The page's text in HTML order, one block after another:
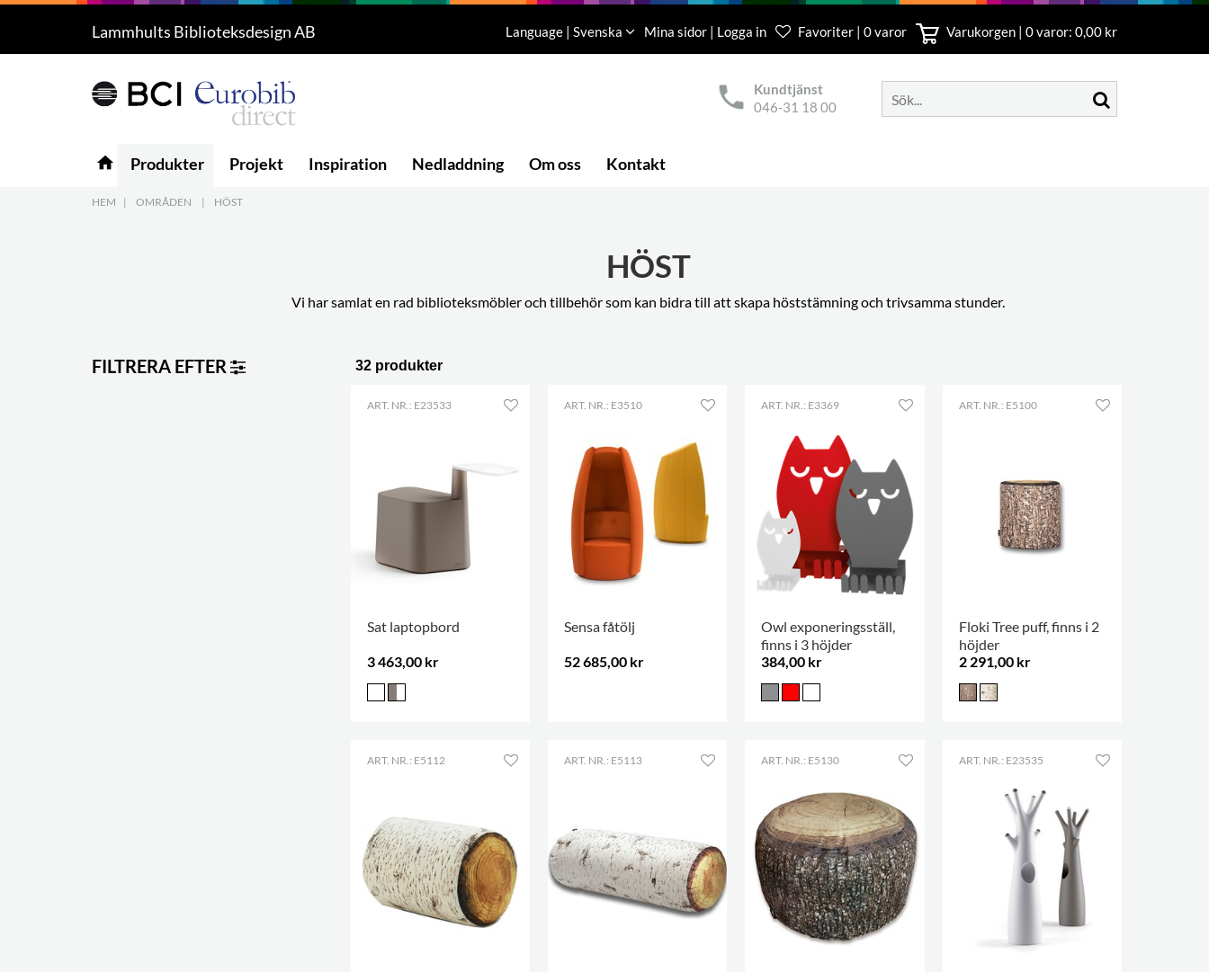
4
Produkter
Lammhults Biblioteksdesign AB Language | Svenska Mina sidor | Logga in Favoriter | 0 varor Varukorgen | 0varor: 0,00 kr
Kundtjänst
046-31 18 00
home Produkter Projekt Inspiration Nedladdning Om oss Kontakt
HEM | OMRÅDEN | HÖST
HÖST
Vi har samlat en rad biblioteksmöbler och tillbehör som kan bidra till att skapa höststämning och trivsamma stunder.
FILTRERA EFTER 32 produkter
ART. NR.: E23533
Sat laptopbord
3 463,00 kr
ART. NR.: E3510
Sensa fåtölj
52 685,00 kr
ART. NR.: E3369
Owl exponeringsställ,
finns i 3 höjder
384,00 kr
ART. NR.: E5100
Floki Tree puff, finns i 2
höjder
2 291,00 kr
ART. NR.: E5112 ART. NR.: E5113 ART. NR.: E5130 ART. NR.: E23535